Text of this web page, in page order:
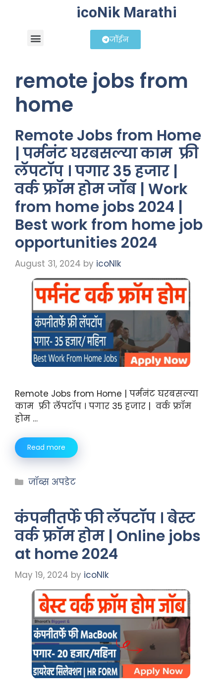
icoNik Marathi
जॉईन
remote jobs from
home
Remote Jobs from Home
| पर्मनंट घरबसल्या काम फ्री
लॅपटॉप । पगार 35 हजार |
वर्क फ्रॉम होम जॉब | Work
from home jobs 2024 |
Best work from home job
opportunities 2024
August 31, 2024 by icoNIk
Remote Jobs from Home | पर्मनंट घरबसल्या
काम फ्री लॅपटॉप । पगार 35 हजार | वर्क फ्रॉम
होम …
Read more
जॉब्स अपडेट
कंपनीतर्फे फी लॅपटॉप । बेस्ट
वर्क फ्रॉम होम | Online jobs
at home 2024
May 19, 2024 by icoNIk